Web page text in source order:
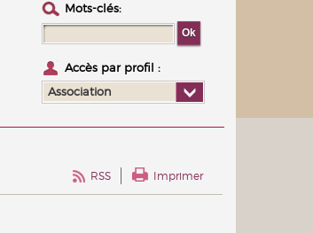
Mots-clés :
Accès par profil :
Association
RSS Imprimer